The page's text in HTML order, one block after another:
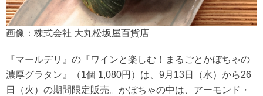
画像：株式会社 大丸松坂屋百貨店
『マールデリ』の『ワインと楽しむ！まるごとかぼちゃの
濃厚グラタン』（1個 1,080円）は、9月13日（水）から26
日（火）の期間限定販売。かぼちゃの中は、アーモンド・